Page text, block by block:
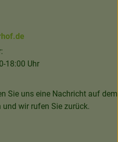
18:00 Uhr
Sie uns eine Nachricht auf dem
wir rufen Sie zurück.